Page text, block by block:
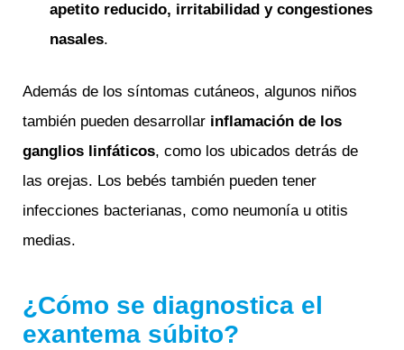
apetito reducido, irritabilidad y congestiones
nasales.
Además de los síntomas cutáneos, algunos niños
también pueden desarrollar inflamación de los
ganglios linfáticos, como los ubicados detrás de
las orejas. Los bebés también pueden tener
infecciones bacterianas, como neumonía u otitis
medias.
¿Cómo se diagnostica el
exantema súbito?